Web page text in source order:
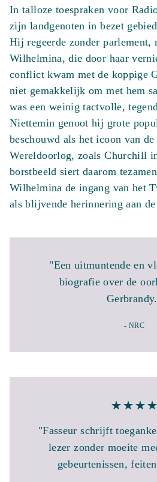
In talloze toespraken voor
zijn landgenoten in bezet
Hij regeerde zonder parlement,
Wilhelmina, die door haar
conflict kwam met de koppige
niet gemakkelijk om met hem
was een weinig tactvolle,
Niettemin genoot hij grote
beschouwd als het icoon van de
Wereldoorlog, zoals Churchill
borstbeeld siert daarom
Wilhelmina de ingang van het
als blijvende herinnering aan
"Een uitmuntende en
biografie over de
- NRC
"Fasseur schrijft
lezer zonder moeite
gebeurtenissen,